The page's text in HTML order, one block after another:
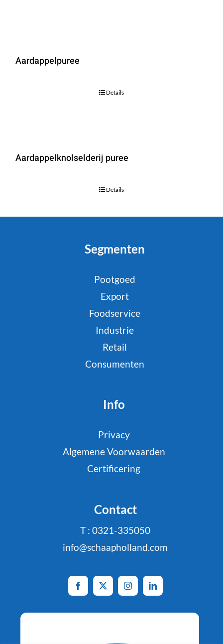
Aardappelpuree
Details
Aardappelknolselderij puree
Details
Segmenten
Pootgoed
Export
Foodservice
Industrie
Retail
Consumenten
Info
Privacy
Algemene Voorwaarden
Certificering
Contact
T : 0321-335050
info@schaapholland.com